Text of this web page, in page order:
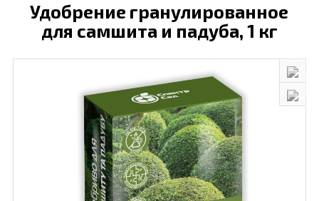
Удобрение гранулированное
для самшита и падуба, 1 кг